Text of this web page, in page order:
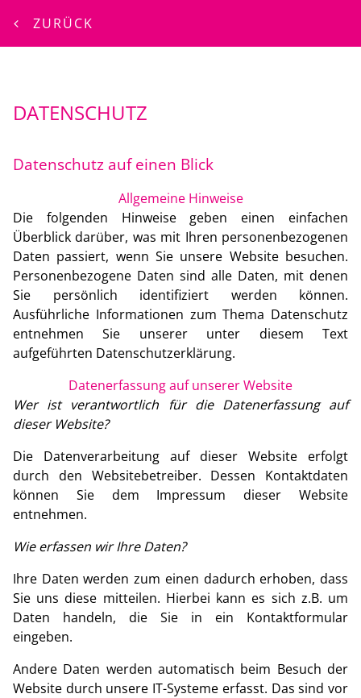
ZURÜCK
DATENSCHUTZ
Datenschutz auf einen Blick
Allgemeine Hinweise
Die folgenden Hinweise geben einen einfachen
Überblick darüber, was mit Ihren personenbezogenen
Daten passiert, wenn Sie unsere Website besuchen.
Personenbezogene Daten sind alle Daten, mit denen
Sie persönlich identifiziert werden können.
Ausführliche Informationen zum Thema Datenschutz
entnehmen Sie unserer unter diesem Text
aufgeführten Datenschutzerklärung.
Datenerfassung auf unserer Website
Wer ist verantwortlich für die Datenerfassung auf
dieser Website?
Die Datenverarbeitung auf dieser Website erfolgt
durch den Websitebetreiber. Dessen Kontaktdaten
können Sie dem Impressum dieser Website
entnehmen.
Wie erfassen wir Ihre Daten?
Ihre Daten werden zum einen dadurch erhoben, dass
Sie uns diese mitteilen. Hierbei kann es sich z.B. um
Daten handeln, die Sie in ein Kontaktformular
eingeben.
Andere Daten werden automatisch beim Besuch der
Website durch unsere IT-Systeme erfasst. Das sind vor